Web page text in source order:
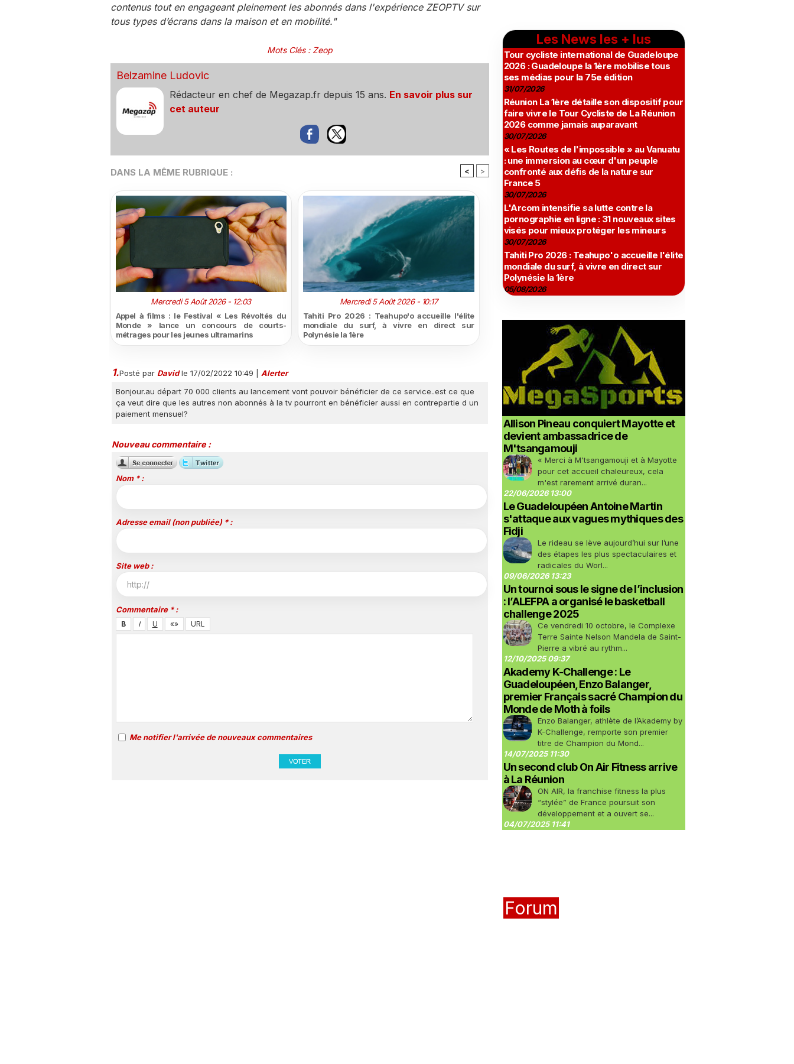
contenus tout en engageant pleinement les abonnés dans l'expérience ZEOPTV sur
tous types d’écrans dans la maison et en mobilité."
Mots Clés: Zeop
Belzamine Ludovic
Rédacteur en chef de Megazap.fr depuis 15 ans. En savoir plus sur
cet auteur
DANS LA MÊME RUBRIQUE : < >
Mercredi 5 Août 2026 - 12:03
Appel à films : le Festival « Les Révoltés du
Monde » lance un concours de courts-
métrages pour les jeunes ultramarins
Mercredi 5 Août 2026 - 10:17
Tahiti Pro 2026 : Teahupo'o accueille l'élite
mondiale du surf, à vivre en direct sur
Polynésie la 1ère
1.Posté par David le 17/02/2022 10:49
Alerter
Bonjour.au départ 70 000 clients au lancement vont pouvoir bénéficier de ce service..est ce que
ça veut dire que les autres non abonnés à la tv pourront en bénéficier aussi en contrepartie d un
paiement mensuel?
Nouveau commentaire :
Nom * :
Adresse email (non publiée) * :
Site web :
Commentaire * :
Me notifier l'arrivée de nouveaux commentaires
Les News les + lus
Tour cycliste international de Guadeloupe
2026 : Guadeloupe la 1ère mobilise tous
ses médias pour la 75e édition
31/07/2026
Réunion La 1ère détaille son dispositif pour
faire vivre le Tour Cycliste de La Réunion
2026 comme jamais auparavant
30/07/2026
« Les Routes de l'impossible » au Vanuatu
: une immersion au cœur d'un peuple
confronté aux défis de la nature sur
France 5
30/07/2026
L'Arcom intensifie sa lutte contre la
pornographie en ligne : 31 nouveaux sites
visés pour mieux protéger les mineurs
30/07/2026
Tahiti Pro 2026 : Teahupo'o accueille l'élite
mondiale du surf, à vivre en direct sur
Polynésie la 1ère
05/08/2026
Allison Pineau conquiert Mayotte et
devient ambassadrice de
M'tsangamouji
« Merci à M'tsangamouji et à Mayotte
pour cet accueil chaleureux, cela
m'est rarement arrivé duran...
22/06/2026 13:00
Le Guadeloupéen Antoine Martin
s'attaque aux vagues mythiques des
Fidji
Le rideau se lève aujourd’hui sur l’une
des étapes les plus spectaculaires et
radicales du Worl...
09/06/2026 13:23
Un tournoi sous le signe de l’inclusion
: l’ALEFPA a organisé le basketball
challenge 2025
Ce vendredi 10 octobre, le Complexe
Terre Sainte Nelson Mandela de Saint-
Pierre a vibré au rythm...
12/10/2025 09:37
Akademy K-Challenge : Le
Guadeloupéen, Enzo Balanger,
premier Français sacré Champion du
Monde de Moth à foils
Enzo Balanger, athlète de l’Akademy by
K-Challenge, remporte son premier
titre de Champion du Mond...
14/07/2025 11:30
Un second club On Air Fitness arrive
à La Réunion
ON AIR, la franchise fitness la plus
“stylée” de France poursuit son
développement et a ouvert se...
04/07/2025 11:41
Forum